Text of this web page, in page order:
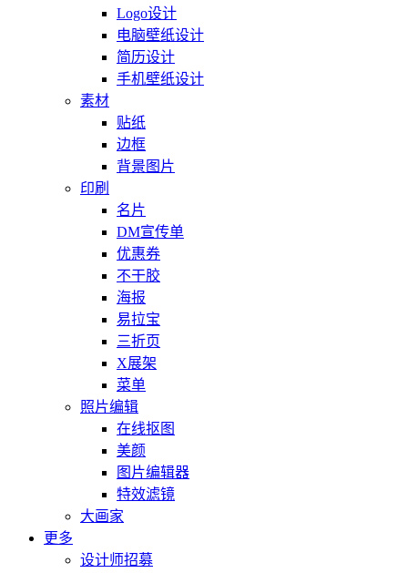
Logo设计
电脑壁纸设计
简历设计
手机壁纸设计
素材
贴纸
边框
背景图片
印刷
名片
DM宣传单
优惠券
不干胶
海报
易拉宝
三折页
X展架
菜单
照片编辑
在线抠图
美颜
图片编辑器
特效滤镜
大画家
更多
设计师招募